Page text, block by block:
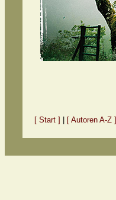
[ Start ] [ Autoren A-Z ]